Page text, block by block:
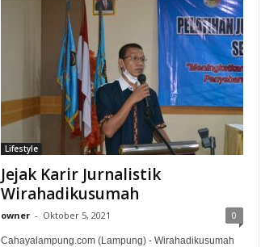
Lifestyle
Jejak Karir Jurnalistik
Wirahadikusumah
owner - Oktober 5, 2021 0
Cahayalampung.com (Lampung) - Wirahadikusumah